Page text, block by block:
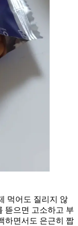
먹어도 질리지 않
뜯으면 고소하고 부
하면서도 은근히 짭